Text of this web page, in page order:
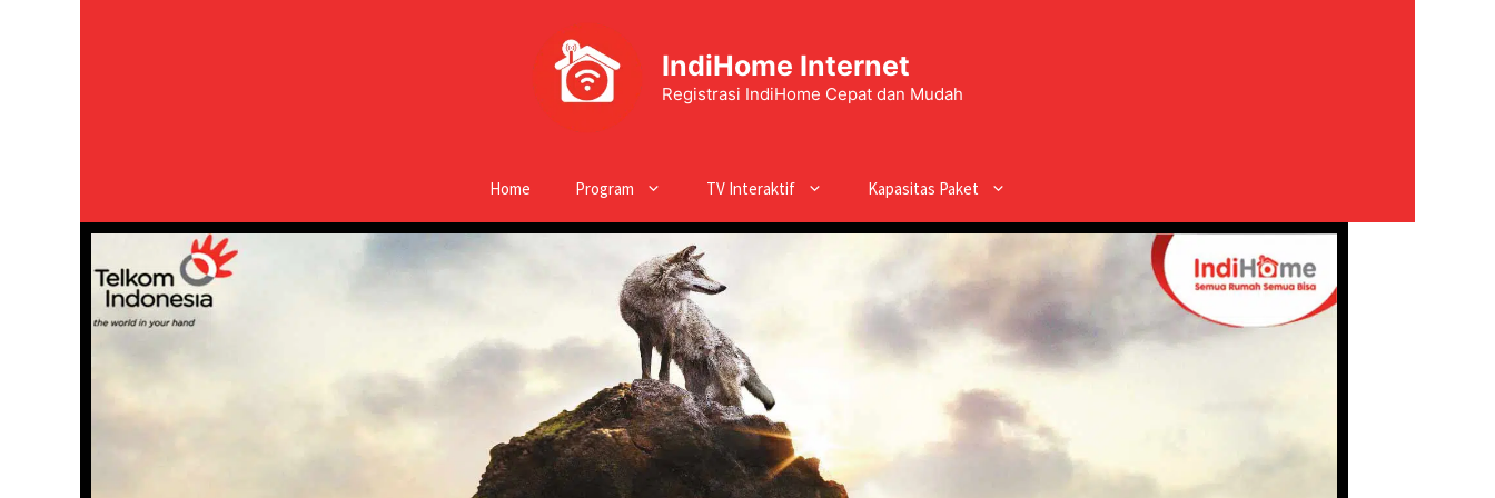
IndiHome Internet
Registrasi IndiHome Cepat dan Mudah
Home Program TV Interaktif Kapasitas Paket